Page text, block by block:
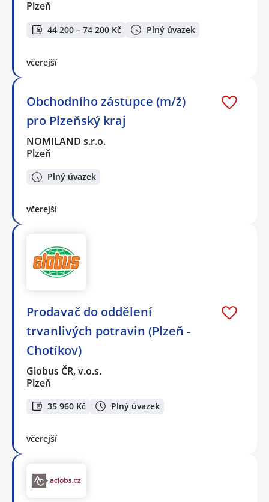
Plzeň
44 200 – 74 200 Kč Plný úvazek
včerejší
Obchodního zástupce (m/ž)
pro Plzeňský kraj
NOMILAND s.r.o.
Plzeň
Plný úvazek
včerejší
Prodavač do oddělení
trvanlivých potravin (Plzeň -
Chotíkov)
Globus ČR, v.o.s.
Plzeň
35 960 Kč Plný úvazek
včerejší